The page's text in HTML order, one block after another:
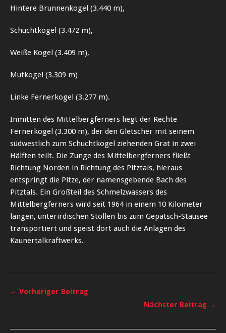
Hintere Brunnenkogel (3.440 m),
Schuchtkogel (3.472 m),
Weiße Kogel (3.409 m),
Mutkogel (3.309 m)
Linke Fernerkogel (3.277 m).
Inmitten des Mittelbergferners liegt der Rechte
Fernerkogel (3.300 m), der den Gletscher mit seinem
südwestlich zum Schuchtkogel ziehenden Grat in zwei
Hälften teilt. Die Zunge des Mittelbergferners fließt
Richtung Norden in Richtung des Pitztals, hieraus
entspringt die Pitze, der namensgebende Bach des
Pitztals. Ein Großteil des Schmelzwassers des
Mittelbergferners wird seit 1964 in einem 10 Kilometer
langen, unterirdischen Stollen bis zum Gepatsch-Stausee
transportiert und speist dort auch die Anlagen des
Kaunertalkraftwerks.
← Vorheriger Beitrag
Nächster Beitrag →